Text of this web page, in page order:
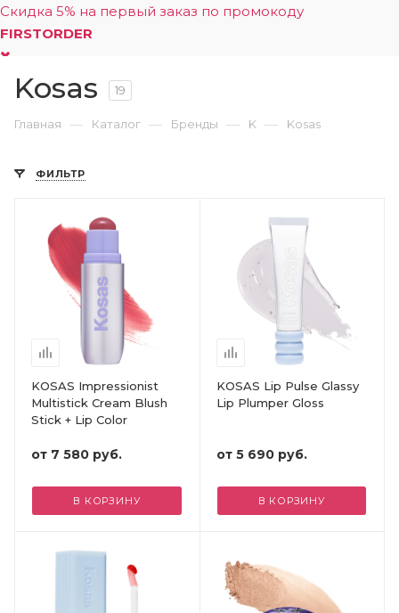
Скидка 5% на первый заказ по промокоду
FIRSTORDER
Kosas 19
Главная — Каталог — Бренды — K — Kosas
ФИЛЬТР
KOSAS Impressionist
Multistick Cream Blush
Stick + Lip Color
от 7 580 руб.
В КОРЗИНУ
KOSAS Lip Pulse Glassy
Lip Plumper Gloss
от 5 690 руб.
В КОРЗИНУ